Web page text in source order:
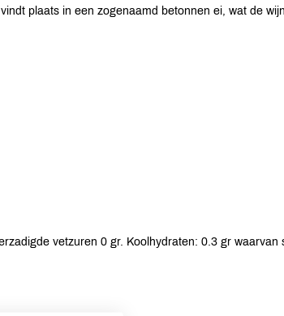
plaats in een zogenaamd betonnen ei, wat de
vetzuren 0 gr. Koolhydraten: 0.3 gr waarvan